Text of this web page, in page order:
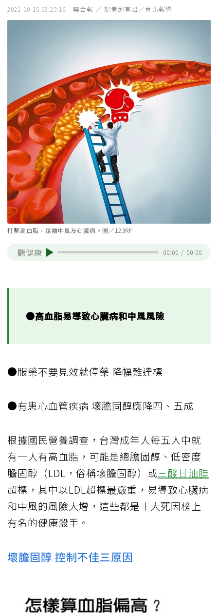
2021-10-15 09:23:16 聯合報 ／ 記者邱宜君／台北報導
打擊高血脂，遠離中風及心臟病。圖／123RF
聽健康 00:00 / 00:00
●高血脂易導致心臟病和中風風險
●服藥不要見效就停藥 降幅難達標
●有患心血管疾病 壞膽固醇應降四、五成
根據國民營養調查，台灣成年人每五人中就
有一人有高血脂，可能是總膽固醇、低密度
膽固醇（LDL，俗稱壞膽固醇）或三酸甘油脂
超標，其中以LDL超標最嚴重，易導致心臟病
和中風的風險大增，這些都是十大死因榜上
有名的健康殺手。
壞膽固醇 控制不佳三原因